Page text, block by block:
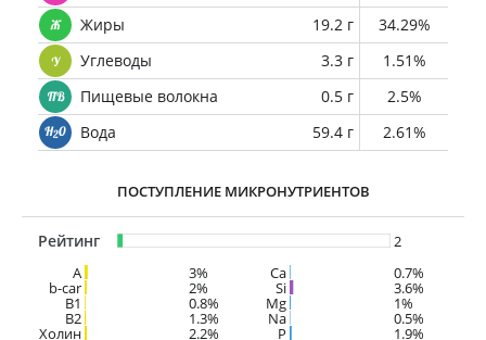
Жиры
19.2 г
34.29%
Углеводы
3.3 г
1.51%
Пищевые волокна
0.5 г
2.5%
Вода
59.4 г 2.61%
ПОСТУПЛЕНИЕ МИКРОНУТРИЕНТОВ
Рейтинг
2
A
3%
b-car 2%
В1 0.8%
B2 1.3%
Холин 2.2%
Ca 0.7%
Si 3.6%
Mg 1%
Na 0.5%
P 1.9%